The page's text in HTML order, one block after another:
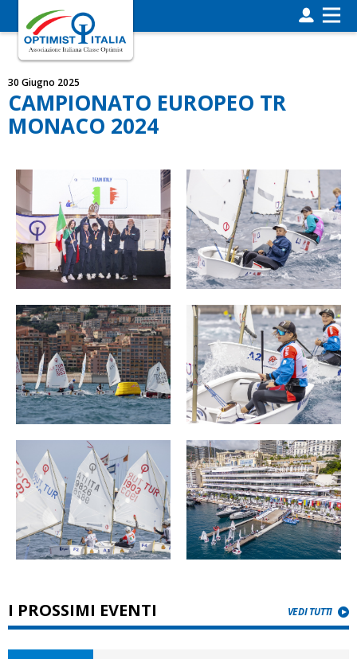
30 Giugno 2025
CAMPIONATO EUROPEO TR
MONACO 2024
I PROSSIMI EVENTI VEDI TUTTI